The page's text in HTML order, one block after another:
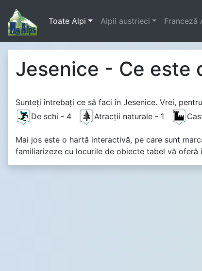
Toate Alpi Alpii austrieci Franceză
Jesenice - Ce este
Sunteţi întrebaţi ce să faci în Jesenice. Vrei,
De schi - 4
Atracţii naturale - 1
Mai jos este o hartă interactivă, pe care sunt
familiarizeze cu locurile de obiecte tabel vă oferă